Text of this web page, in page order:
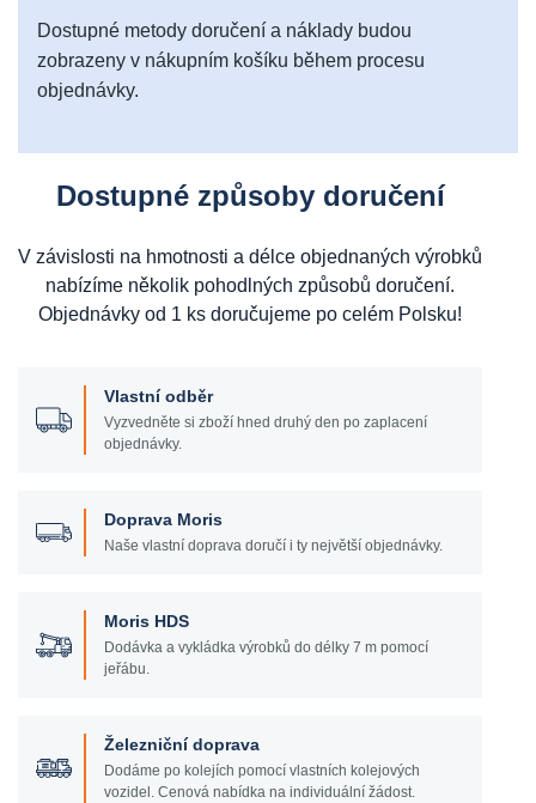
Dostupné metody doručení a náklady budou
zobrazeny v nákupním košíku během procesu
objednávky.
Dostupné způsoby doručení
V závislosti na hmotnosti a délce objednaných výrobků
nabízíme několik pohodlných způsobů doručení.
Objednávky od 1 ks doručujeme po celém Polsku!
Vlastní odběr
Vyzvedněte si zboží hned druhý den po zaplacení
objednávky.
Doprava Moris
Naše vlastní doprava doručí i ty největší objednávky.
Moris HDS
Dodávka a vykládka výrobků do délky 7 m pomocí
jeřábu.
Železniční doprava
Dodáme po kolejích pomocí vlastních kolejových
vozidel. Cenová nabídka na individuální žádost.